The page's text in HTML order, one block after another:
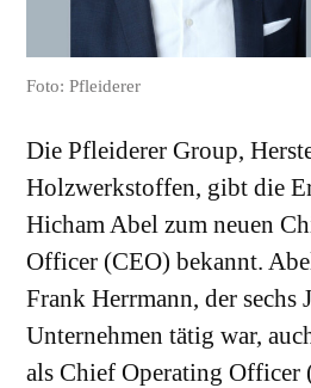
Foto: Pfleiderer
Die Pfleiderer Group,
Holzwerkstoffen, gibt die
Hicham Abel zum neuen
Officer (CEO) bekannt.
Frank Herrmann, der sechs
Unternehmen tätig war,
als Chief Operating Officer